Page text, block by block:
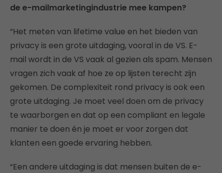
de e-mailmarketingindustrie mee kampen?
“Het meten van lifetime value en het bieden van
privacy is een grote uitdaging, vooral in de VS. E-
mail wordt in de VS vaak al gezien als spam. Mensen
vragen zich vaak af hoe ze op lijsten terecht zijn
gekomen. De complexiteit rond privacy is ook een
grote uitdaging. Je moet veel doen om de privacy
te waarborgen en dat op een compliant en legale
manier te doen én je moet er voor zorgen dat
klanten een goede ervaring hebben.
“Een andere uitdaging is dat mensen buiten de e-